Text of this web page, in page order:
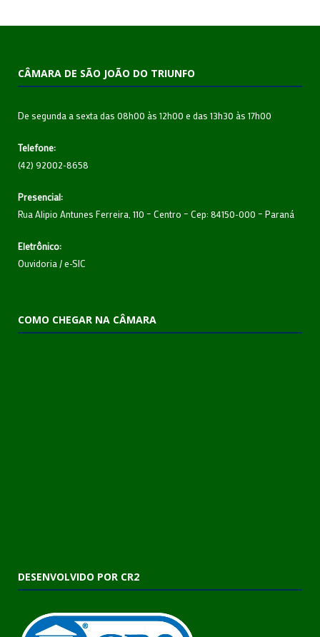
CÂMARA DE SÃO JOÃO DO TRIUNFO
De segunda a sexta das 08h00 às 12h00 e das 13h30 às 17h00
Telefone:
(42) 92002-8658
Presencial:
Rua Alipio Antunes Ferreira, 110 – Centro – Cep: 84150-000 – Paraná
Eletrônico:
Ouvidoria /e-SIC
COMO CHEGAR NA CÂMARA
DESENVOLVIDO POR CR2